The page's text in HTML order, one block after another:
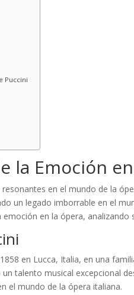
Puccini
la Emoción
en el mundo de la
un legado imborrable en el
en la ópera, analizando
en Lucca, Italia, en una
talento musical excepcional
el mundo de la ópera italiana.